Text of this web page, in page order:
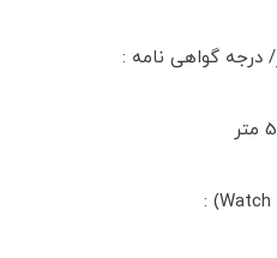
درجه گواهی‌ نامه :